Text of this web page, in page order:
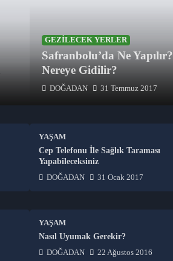
GEZILECEK YERLER
Safranbolu’da Ne Yapılır?
Nereye Gidilir?
DOĞADAN 31 Temmuz 2017
YAŞAM
Cep Telefonu İle Sağlık Taraması
Yapabileceksiniz
DOĞADAN 31 Ocak 2017
YAŞAM
Nasıl Uyumak Gerekir?
DOĞADAN 22 Ağustos 2016